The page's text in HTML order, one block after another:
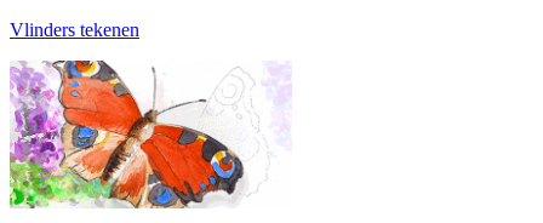
Vlinders tekenen